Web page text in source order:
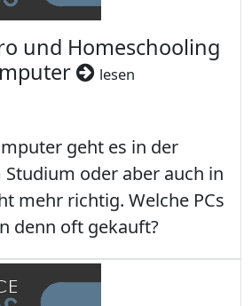
und Homeschooling
lesen
geht es in der
oder aber auch in
mehr richtig. Welche PCs
denn oft gekauft?